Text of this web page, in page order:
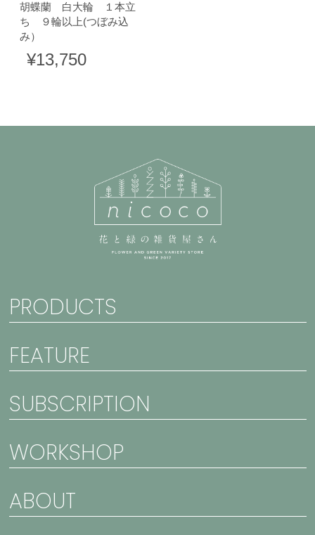
胡蝶蘭 白大輪 １本立
ち ９輪以上(つぼみ込
み）
¥13,750
PRODUCTS
FEATURE
SUBSCRIPTION
WORKSHOP
ABOUT